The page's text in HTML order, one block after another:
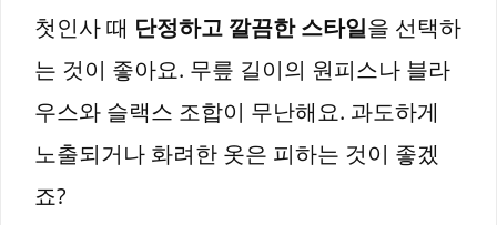
첫인사 때 단정하고 깔끔한 스타일을 선택하
는 것이 좋아요. 무릎 길이의 원피스나 블라
우스와 슬랙스 조합이 무난해요. 과도하게
노출되거나 화려한 옷은 피하는 것이 좋겠
죠?